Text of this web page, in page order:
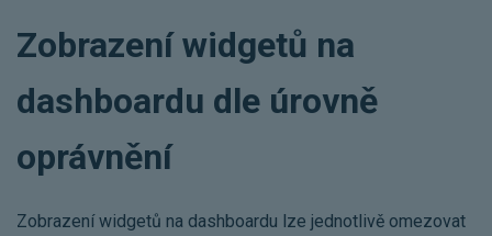
Zobrazení widgetů na
dashboardu dle úrovně
oprávnění
Zobrazení widgetů na dashboardu lze jednotlivě omezovat